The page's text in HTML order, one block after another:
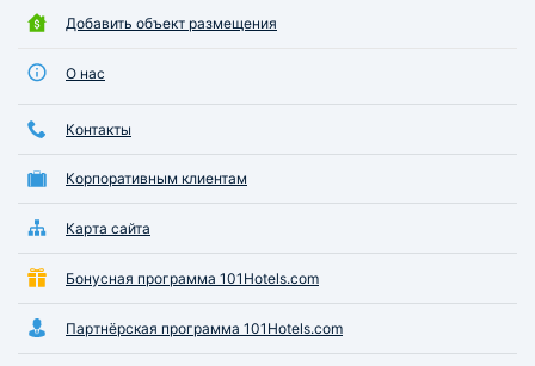
Добавить объект размещения
О нас
Контакты
Корпоративным клиентам
Карта сайта
Бонусная программа 101Hotels.com
Партнёрская программа 101Hotels.com